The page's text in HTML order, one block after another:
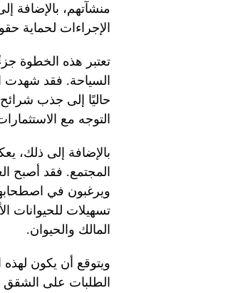
منشآتهم، بالإضافة
الإجراءات لحماية
تعتبر هذه الخطوة
السياحة. فقد شهدت
حاليًا إلى جذب
التوجه مع
بالإضافة إلى ذلك،
المجتمع. فقد أصبح
ويرغبون في
تسهيلات للحيوانات
المالك والحيوان.
ويتوقع أن يكون لهذه
الطلبات على الشقق